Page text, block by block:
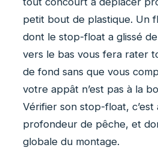
petit bout de plastique. Un
dont le stop-float a glissé
vers le bas vous fera rater
de fond sans que vous
votre appât n’est pas à la
Vérifier son stop-float, c’est
profondeur de pêche, et
globale du montage.